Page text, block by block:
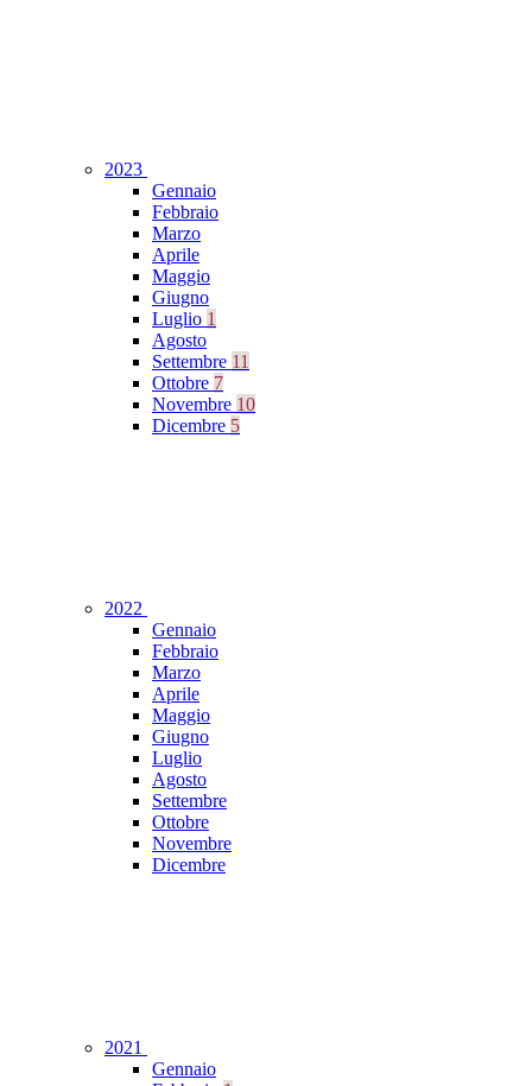
2023
Gennaio
Febbraio
Marzo
Aprile
Maggio
Giugno
Luglio 1
Agosto
Settembre 11
Ottobre 7
Novembre 10
Dicembre 5
2022
Gennaio
Febbraio
Marzo
Aprile
Maggio
Giugno
Luglio
Agosto
Settembre
Ottobre
Novembre
Dicembre
2021
Gennaio